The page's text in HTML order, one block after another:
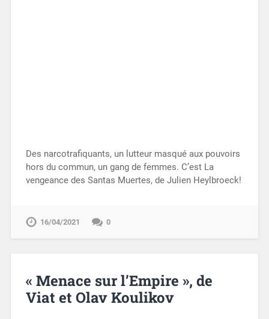
Des narcotrafiquants, un lutteur masqué aux pouvoirs
hors du commun, un gang de femmes. C’est La
vengeance des Santas Muertes, de Julien Heylbroeck!
16/04/2021 0
« Menace sur l’Empire », de
Viat et Olav Koulikov